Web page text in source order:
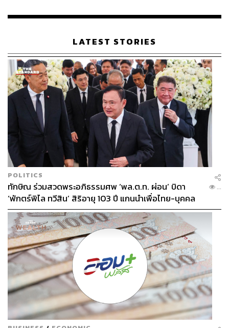
เรือนไทยที่ถูกซุกไว้
LATEST STORIES
POLITICS
ทักษิณ ร่วมสวดพระอภิธรรมศพ ‘พล.ต.ท. ผ่อน’ บิดา
‘พักตร์พิไล ทวีสิน’ สิริอายุ 103 ปี แกนนำเพื่อไทย-บุคคล
หลากวงการร่วมอาลัย
...